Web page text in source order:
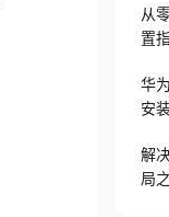
从
置
华
安
解
局